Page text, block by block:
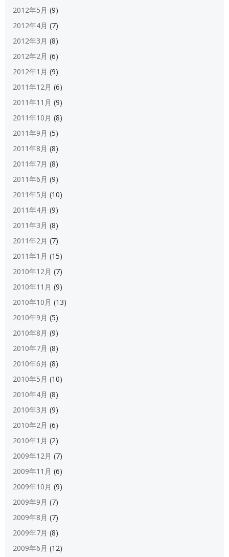
2012年5月 (9)
2012年4月 (7)
2012年3月 (8)
2012年2月 (6)
2012年1月 (9)
2011年12月 (6)
2011年11月 (9)
2011年10月 (8)
2011年9月 (5)
2011年8月 (8)
2011年7月 (8)
2011年6月 (9)
2011年5月 (10)
2011年4月 (9)
2011年3月 (8)
2011年2月 (7)
2011年1月 (15)
2010年12月 (7)
2010年11月 (9)
2010年10月 (13)
2010年9月 (5)
2010年8月 (9)
2010年7月 (8)
2010年6月 (8)
2010年5月 (10)
2010年4月 (8)
2010年3月 (9)
2010年2月 (6)
2010年1月 (2)
2009年12月 (7)
2009年11月 (6)
2009年10月 (9)
2009年9月 (7)
2009年8月 (7)
2009年7月 (8)
2009年6月 (12)